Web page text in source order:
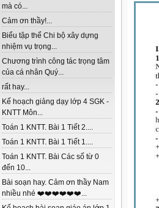
mà có...
Cảm ơn thầy!...
Biểu tập thể Chi bộ xây dựng
nhiệm vụ trọng...
Chương trình công tác trọng tâm
của cá nhân Quý...
rất hay...
Kế hoạch giảng dạy lớp 4 SGK -
KNTT Môn...
Toán 1 KNTT. Bài 1 Tiết 2....
Toán 1 KNTT. Bài 1 Tiết 1....
Toán 1 KNTT. Bài Các số từ 0
đến 10...
Bài soạn hay. Cảm ơn thầy Nam
nhiều nhé ❤️❤️❤️❤️❤️❤️...